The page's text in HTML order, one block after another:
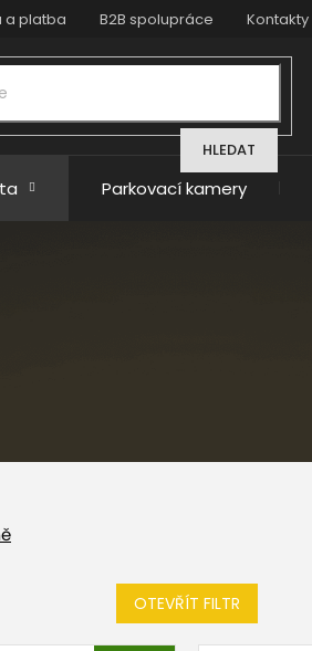
a platba B2B spolupráce Kontakty
HLEDAT
Parkovací kamery
OTEVŘÍT FILTR